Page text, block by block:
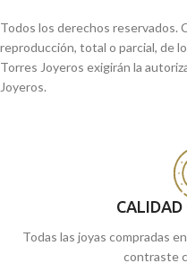
Todos los derechos reservados.
reproducción, total o parcial, de
Torres Joyeros exigirán la
Joyeros.
CALIDAD
Todas las joyas compradas
contraste